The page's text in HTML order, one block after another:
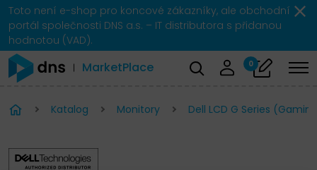
Toto není e-shop pro koncové zákazníky, ale obchodní
portál společnosti DNS a.s. – IT distributora s přidanou
hodnotou (VAD).
MarketPlace 0
Katalog Monitory Dell LCD G Series